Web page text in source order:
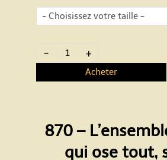
- +
Acheter
870 –
qui ose tout,